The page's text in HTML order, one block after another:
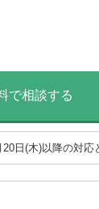
で相談する
日(木)以降の対応